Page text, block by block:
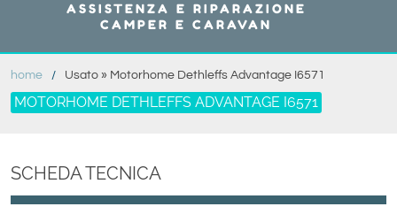
ASSISTENZA E RIPARAZIONE
CAMPER E CARAVAN
home Usato » Motorhome Dethleffs Advantage I6571
MOTORHOME DETHLEFFS ADVANTAGE I6571
SCHEDA TECNICA